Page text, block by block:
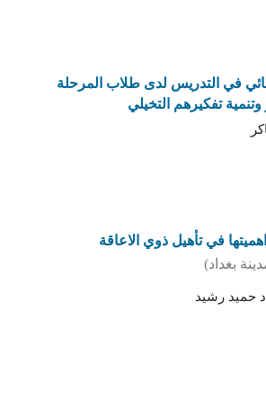
في التدريس لدى طلاب المرحلة
وتنمية تفكيرهم التخيلي
في تأهيل ذوي الاعاقة
بغداد)
حميد رشيد